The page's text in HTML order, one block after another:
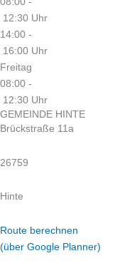
12:30 Uhr
14:00 -
16:00 Uhr
Freitag
08:00 -
12:30 Uhr
GEMEINDE HINTE
Brückstraße 11a
26759
Hinte
Route berechnen
(über Google Planner)